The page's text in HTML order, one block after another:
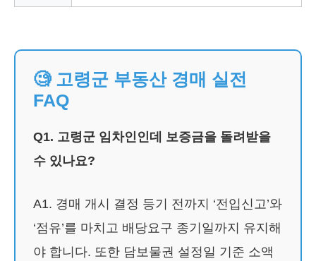
🧐 고령군 부동산 경매 실전
FAQ
Q1. 고령군 임차인인데 보증금을 돌려받을
수 있나요?
A1. 경매 개시 결정 등기 전까지 ‘전입신고’와
‘점유’를 마치고 배당요구 종기일까지 유지해
야 합니다. 또한 담보물권 설정일 기준 소액